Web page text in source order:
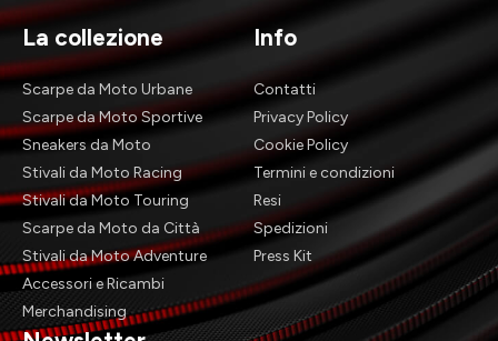
La collezione
Scarpe da Moto Urbane
Scarpe da Moto Sportive
Sneakers da Moto
Stivali da Moto Racing
Stivali da Moto Touring
Scarpe da Moto da Città
Stivali da Moto Adventure
Accessori e Ricambi
Merchandising
Info
Contatti
Privacy Policy
Cookie Policy
Termini e condizioni
Resi
Spedizioni
Press Kit